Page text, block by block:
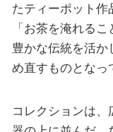
たティーポット作
「お茶を淹れる
豊かな伝統を活か
め直すものとなっ
コレクションは